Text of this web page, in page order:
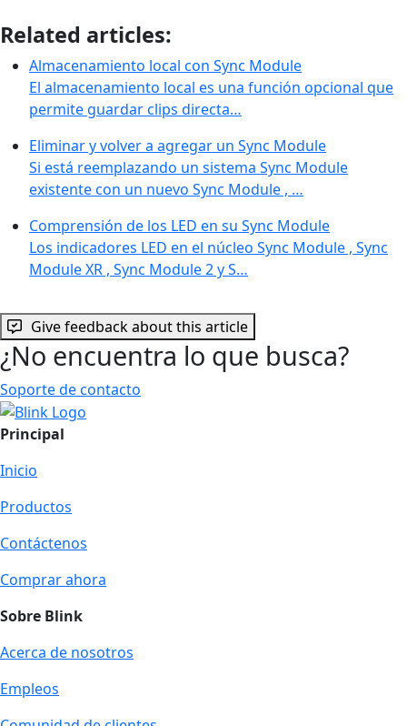
Related articles:
Almacenamiento local con Sync Module
El almacenamiento local es una función opcional que
permite guardar clips directa…
Eliminar y volver a agregar un Sync Module
Si está reemplazando un sistema Sync Module
existente con un nuevo Sync Module , …
Comprensión de los LED en su Sync Module
Los indicadores LED en el núcleo Sync Module , Sync
Module XR , Sync Module 2 y S…
Give feedback about this article
¿No encuentra lo que busca?
Soporte de contacto
Principal
Inicio
Productos
Contáctenos
Comprar ahora
Sobre Blink
Acerca de nosotros
Empleos